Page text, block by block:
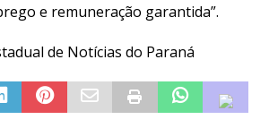
e remuneração garantida”.
de Notícias do Paraná